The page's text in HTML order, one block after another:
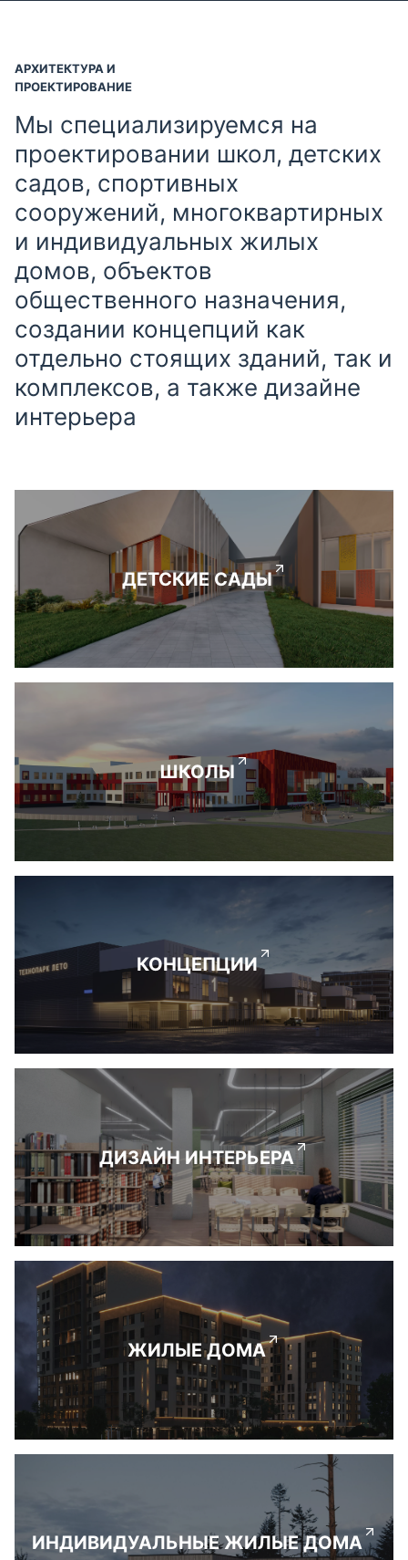
АРХИТЕКТУРА И
ПРОЕКТИРОВАНИЕ
Мы специализируемся на
проектировании школ, детских
садов, спортивных
сооружений, многоквартирных
и индивидуальных жилых
домов, объектов
общественного назначения,
создании концепций как
отдельно стоящих зданий, так и
комплексов, а также дизайне
интерьера
ДЕТСКИЕ САДЫ
ШКОЛЫ
КОНЦЕПЦИИ
ДИЗАЙН ИНТЕРЬЕРА
ЖИЛЫЕ ДОМА
ИНДИВИДУАЛЬНЫЕ ЖИЛЫЕ ДОМА